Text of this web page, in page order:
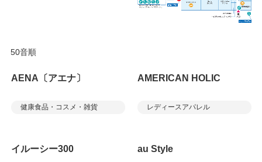
50音順
AENA〔アエナ〕
健康食品・コスメ・雑貨
AMERICAN HOLIC
レディースアパレル
イルーシー300 au Style